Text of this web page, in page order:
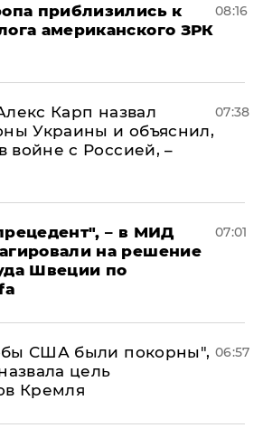
приблизились к
американского ЗРК
08:16
Карп назвал
Украины и объяснил,
войне с Россией, –
07:38
– в МИД
на решение
Швеции по
07:01
США были покорны",
цель
Кремля
06:57